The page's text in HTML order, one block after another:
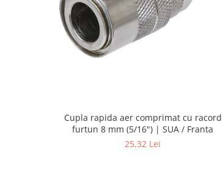
Cupla rapida aer comprimat cu racord
furtun 8 mm (5/16") | SUA / Franta
25,32 Lei